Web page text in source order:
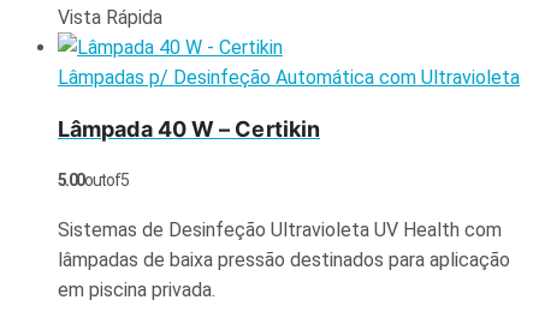
Vista Rápida
Lâmpadas p/ Desinfeção Automática com Ultravioleta
Lâmpada 40 W – Certikin
5.00out of 5
Sistemas de Desinfeção Ultravioleta UV Health com
lâmpadas de baixa pressão destinados para aplicação
em piscina privada.